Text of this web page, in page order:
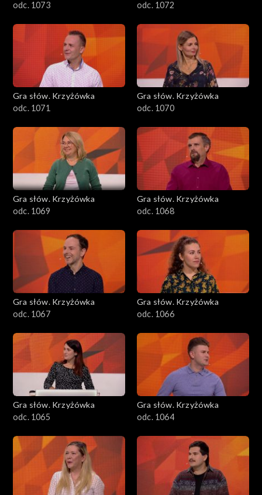
odc. 1073
odc. 1072
Gra słów. Krzyżówka
odc. 1071
Gra słów. Krzyżówka
odc. 1070
Gra słów. Krzyżówka
odc. 1069
Gra słów. Krzyżówka
odc. 1068
Gra słów. Krzyżówka
odc. 1067
Gra słów. Krzyżówka
odc. 1066
Gra słów. Krzyżówka
odc. 1065
Gra słów. Krzyżówka
odc. 1064